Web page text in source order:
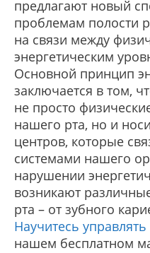
предлагают новый
проблемам полости
на связи между
энергетическим
Основной принцип
заключается в том,
не просто
нашего рта, но и
центров, которые
системами нашего
нарушении
возникают
рта – от зубного
Научитесь
нашем бесплатном